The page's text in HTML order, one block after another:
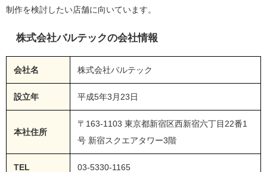
制作を検討したい店舗に向いています。
株式会社バルテックの会社情報
会社名 株式会社バルテック
設立年 平成5年3月23日
本社住所
〒163-1103 東京都新宿区西新宿六丁目22番1
号 新宿スクエアタワー3階
TEL 03-5330-1165